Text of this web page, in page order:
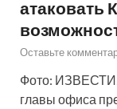
атаковать
Оставьте
Фото:
главы офиса